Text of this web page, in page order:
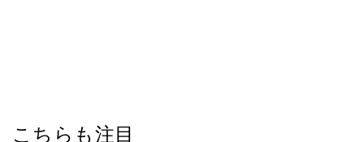
こちらも注目